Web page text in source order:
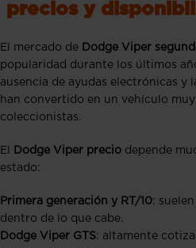
precios y
El mercado de Dodge Viper
popularidad durante los últimos
ausencia de ayudas electrónicas y
han convertido en un vehículo
coleccionistas.
El Dodge Viper precio depende
estado:
Primera generación y RT/10:
dentro de lo que cabe.
Dodge Viper GTS: altamente